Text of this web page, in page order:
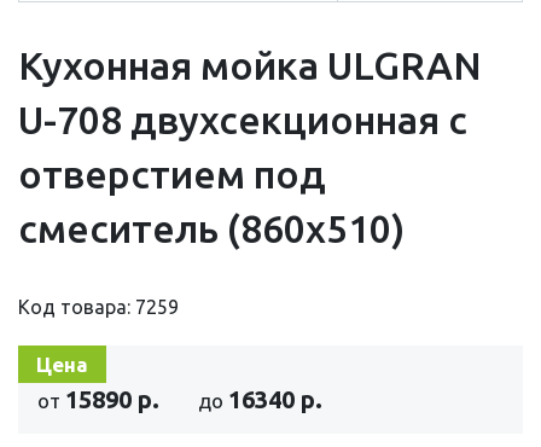
Кухонная мойка ULGRAN
U-708 двухсекционная с
отверстием под
смеситель (860х510)
Код товара: 7259
Цена
от 15890 р. до 16340 р.